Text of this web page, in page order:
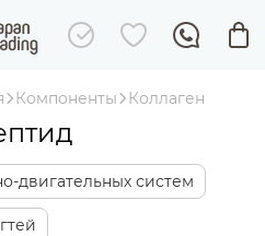
Компоненты Коллаген
двигательных систем